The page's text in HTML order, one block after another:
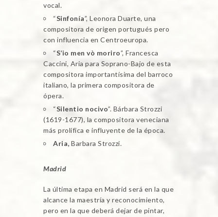
vocal.
“Sinfonía”, Leonora Duarte, una
compositora de origen portugués pero
con influencia en Centroeuropa.
“S’io men vò moriro”, Francesca
Caccini, Aria para Soprano-Bajo de esta
compositora importantísima del barroco
italiano, la primera compositora de
ópera.
“Silentio nocivo”. Bárbara Strozzi
(1619-1677), la compositora veneciana
más prolífica e influyente de la época.
Aria, Barbara Strozzi.
Madrid
La última etapa en Madrid será en la que
alcance la maestría y reconocimiento,
pero en la que deberá dejar de pintar,